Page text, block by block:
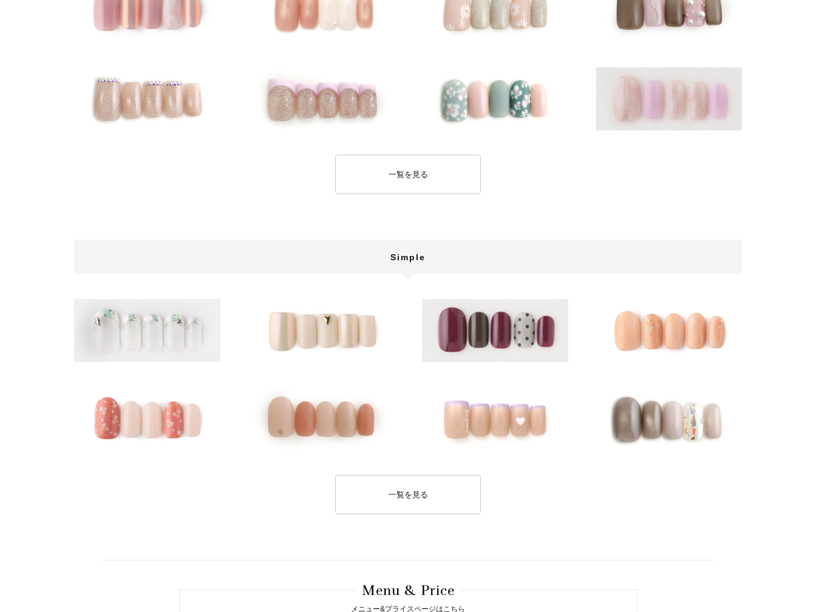
一覧を見る
Simple
一覧を見る
Menu& Price
メニュー&プライスページはこちら